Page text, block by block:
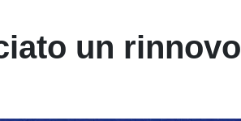
un rinnovo